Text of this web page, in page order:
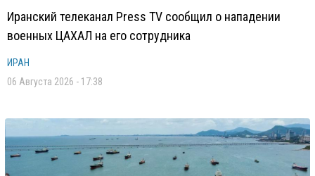
Иранский телеканал Press TV сообщил о нападении
военных ЦАХАЛ на его сотрудника
ИРАН
06 Августа 2026 - 17:38